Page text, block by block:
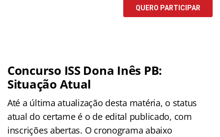
Concurso ISS Dona Inês PB:
Situação Atual
Até a última atualização desta matéria, o status
atual do certame é o de edital publicado, com
inscrições abertas. O cronograma abaixo